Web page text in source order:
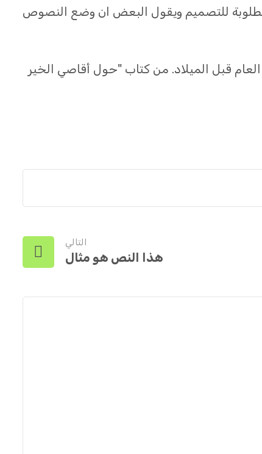
للتصميم ويقول البعض ان وضع النصوص
العام قبل الميلاد. من كتاب "حول أقاصي الخير
التالي
هذا النص هو مثال